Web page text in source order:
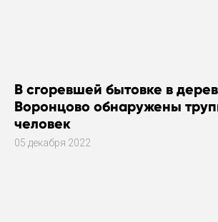
В сгоревшей бытовке в
Воронцово обнаружены
человек
05 декабря 2022